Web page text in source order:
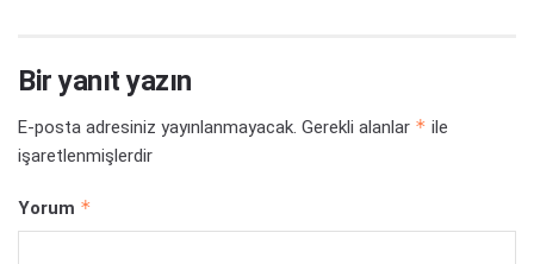
Bir yanıt yazın
E-posta adresiniz yayınlanmayacak. Gerekli alanlar * ile
işaretlenmişlerdir
Yorum *